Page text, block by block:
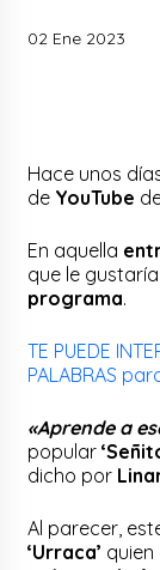
02 Ene 2023
Hace unos
de YouTube
En aquella
que le
programa.
TE PUEDE
PALABRAS
«Aprende a
popular
dicho por
Al parecer,
‘Urraca’ quien